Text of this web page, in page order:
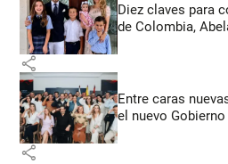
Diez claves para
de Colombia,
share
Entre caras
el nuevo Gobierno
share